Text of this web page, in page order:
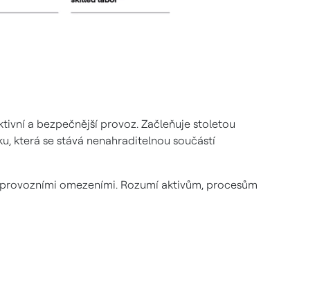
a bezpečnější provoz. Začleňuje stoletou
která se stává nenahraditelnou součástí
omezeními. Rozumí aktivům, procesům